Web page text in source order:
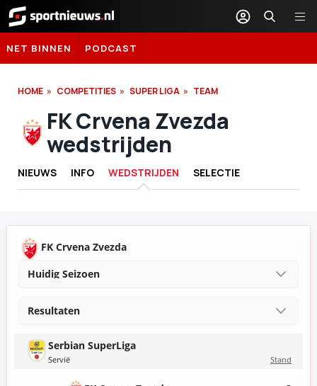
Sportnieuws.nl
NET BINNEN PODCAST
HOME COMPETITIES SUPER LIGA TEAM
FK Crvena Zvezda
wedstrijden
NIEUWS INFO WEDSTRIJDEN SELECTIE